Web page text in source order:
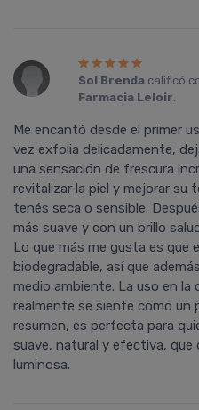
Sol Brenda calificó
Farmacia Leloir.
Me encantó desde el primer
vez exfolia delicadamente,
una sensación de frescura
revitalizar la piel y mejorar su
tenés seca o sensible.
más suave y con un brillo
Lo que más me gusta es que
biodegradable, así que
medio ambiente. La uso en
realmente se siente como un
resumen, es perfecta para
suave, natural y efectiva, que
luminosa.